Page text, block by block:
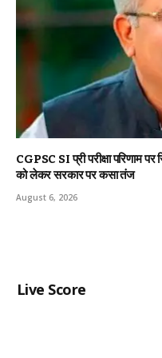
CGPSC SI प्री परीक्षा परिणाम
को लेकर सरकार पर कसा तंज
August 6, 2026
Live Score